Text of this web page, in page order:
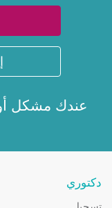
عندك مشكل أو
دكتوري